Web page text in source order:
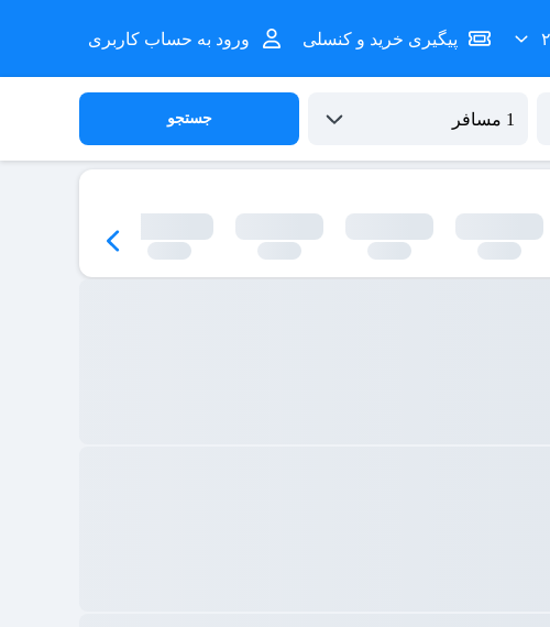
پیگیری خرید و کنسلی ورود به حساب کاربری
جستجو